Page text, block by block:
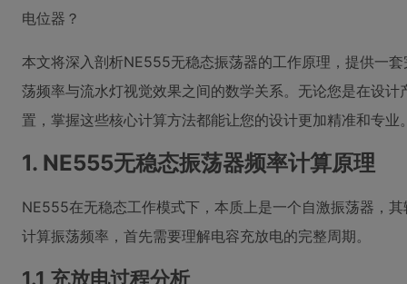
电位器？
本文将深入剖析NE555无稳态振荡器的工作原理，提供一
荡频率与流水灯视觉效果之间的数学关系。无论您是在设
置，掌握这些核心计算方法都能让您的设计更加精准和专业
1. NE555无稳态振荡器频率计算原理
NE555在无稳态工作模式下，本质上是一个自激振荡器，
计算振荡频率，首先需要理解电容充放电的完整周期。
1.1 充放电过程分析